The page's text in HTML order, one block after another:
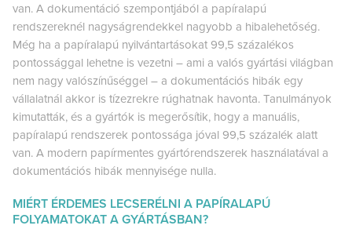
van. A dokumentáció szempontjából a papíralapú
rendszereknél nagyságrendekkel nagyobb a hibalehetőség.
Még ha a papíralapú nyilvántartásokat 99,5 százalékos
pontossággal lehetne is vezetni – ami a valós gyártási világban
nem nagy valószínűséggel – a dokumentációs hibák egy
vállalatnál akkor is tízezrekre rúghatnak havonta. Tanulmányok
kimutatták, és a gyártók is megerősítik, hogy a manuális,
papíralapú rendszerek pontossága jóval 99,5 százalék alatt
van. A modern papírmentes gyártórendszerek használatával a
dokumentációs hibák mennyisége nulla.
MIÉRT ÉRDEMES LECSERÉLNI A PAPÍRALAPÚ
FOLYAMATOKAT A GYÁRTÁSBAN?